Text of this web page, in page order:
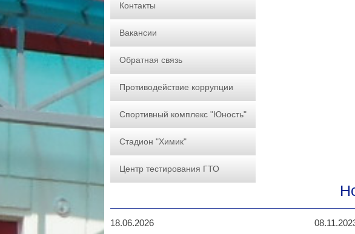
Контакты
Вакансии
Обратная связь
Противодействие коррупции
Спортивный комплекс "Юность"
Стадион "Химик"
Центр тестирования ГТО
18.06.2026